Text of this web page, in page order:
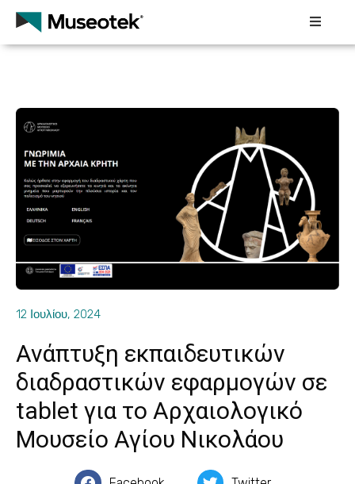
Συνεργαζόμενοι
Πολιτιστικοί
Εκπαιδευτικά
Προγράμματα
Project
12 Ιουλίου, 2024
Ανάπτυξη εκπαιδευτικών
διαδραστικών εφαρμογών σε
tablet για το Αρχαιολογικό
Μουσείο Αγίου Νικολάου